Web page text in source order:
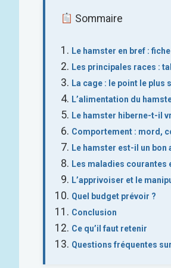
Sommaire
Le hamster en bref :
Les principales races :
La cage : le point le plus
L’alimentation du
Le hamster hiberne-t-il
Comportement : mord,
Le hamster est-il un bon
Les maladies courantes
L’apprivoiser et le
Quel budget prévoir ?
Conclusion
Ce qu’il faut retenir
Questions fréquentes